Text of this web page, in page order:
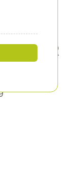
ENTR